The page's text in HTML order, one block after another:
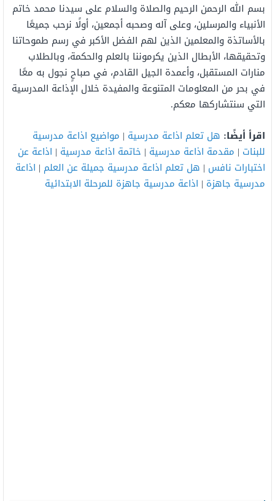
بسم الله الرحمن الرحيم والصلاة والسلام على سيدنا محمد خاتم
الأنبياء والمرسلين، وعلى آله وصحبه أجمعين، أولًا نرحب جميعًا
بالأساتذة والمعلمين الذين لهم الفضل الأكبر في رسم طموحاتنا
وتحقيقها، الأبطال الذين يكرموننا بالعلم والحكمة، وبالطلاب
منارات المستقبل، وأعمدة الجيل القادم، في صباحٍ نجول به معًا
في بحر من المعلومات المتنوعة والمفيدة خلال الإذاعة المدرسية
التي سنتشاركها معكم.
اقرأ أيضًا: هل تعلم اذاعة مدرسية | مواضيع اذاعة مدرسية
للبنات | مقدمة اذاعة مدرسية | خاتمة اذاعة مدرسية | اذاعة عن
اختبارات نافس | هل تعلم اذاعة مدرسية جميلة عن العلم | اذاعة
مدرسية جاهزة | اذاعة مدرسية جاهزة للمرحلة الابتدائية